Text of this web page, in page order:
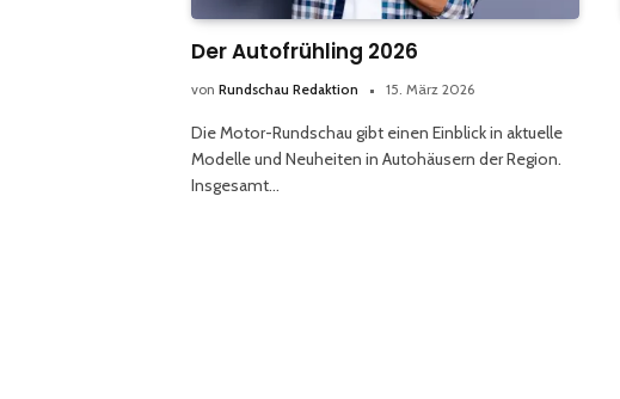
Der Autofrühling 2026
von Rundschau Redaktion 15. März 2026
Die Motor-Rundschau gibt einen Einblick in aktuelle
Modelle und Neuheiten in Autohäusern der Region.
Insgesamt…